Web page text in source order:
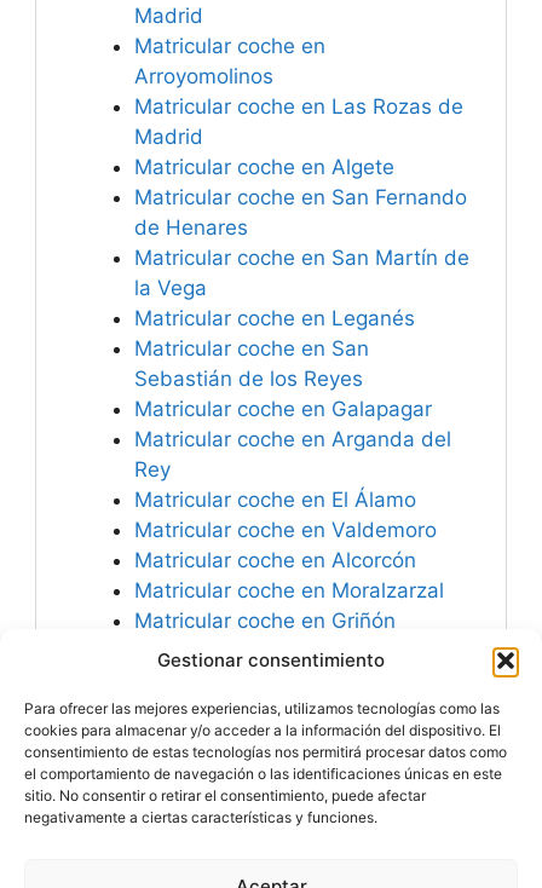
Gestionar consentimiento
Para ofrecer las mejores experiencias, utilizamos tecnologías como las
cookies para almacenar y/o acceder a la información del dispositivo. El
consentimiento de estas tecnologías nos permitirá procesar datos como
el comportamiento de navegación o las identificaciones únicas en este
sitio. No consentir o retirar el consentimiento, puede afectar
negativamente a ciertas características y funciones.
Madrid
Matricular coche en
Arroyomolinos
Matricular coche en Las Rozas de
Madrid
Matricular coche en Algete
Matricular coche en San Fernando
de Henares
Matricular coche en San Martín de
la Vega
Matricular coche en Leganés
Matricular coche en San
Sebastián de los Reyes
Matricular coche en Galapagar
Matricular coche en Arganda del
Rey
Matricular coche en El Álamo
Matricular coche en Valdemoro
Matricular coche en Alcorcón
Matricular coche en Moralzarzal
Matricular coche en Griñón
Matricular coche en Navalcarnero
Matricular coche en Parla
Importación.